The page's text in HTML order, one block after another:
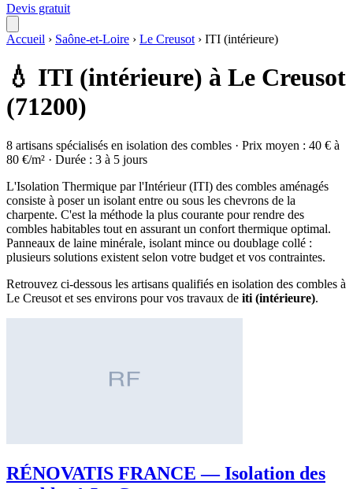
Devis gratuit
Accueil › Saône-et-Loire › Le Creusot › ITI (intérieure)
💧 ITI (intérieure) à Le Creusot
(71200)
8 artisans spécialisés en isolation des combles · Prix moyen : 40 € à
80 €/m² · Durée : 3 à 5 jours
L'Isolation Thermique par l'Intérieur (ITI) des combles aménagés
consiste à poser un isolant entre ou sous les chevrons de la
charpente. C'est la méthode la plus courante pour rendre des
combles habitables tout en assurant un confort thermique optimal.
Panneaux de laine minérale, isolant mince ou doublage collé :
plusieurs solutions existent selon votre budget et vos contraintes.
Retrouvez ci-dessous les artisans qualifiés en isolation des combles à
Le Creusot et ses environs pour vos travaux de iti (intérieure).
RÉNOVATIS FRANCE — Isolation des